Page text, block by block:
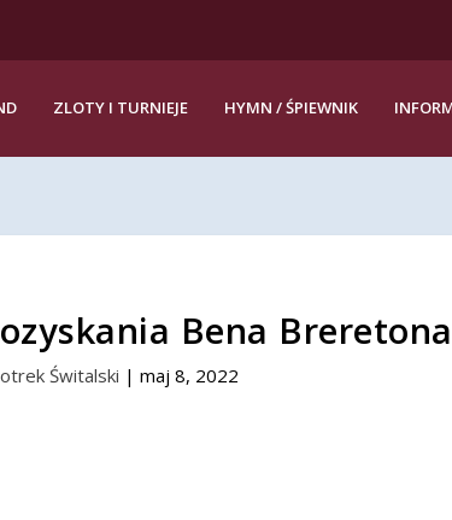
ZLOTY I TURNIEJE HYMN / ŚPIEWNIK
Bena
Świtalski | maj 8, 2022